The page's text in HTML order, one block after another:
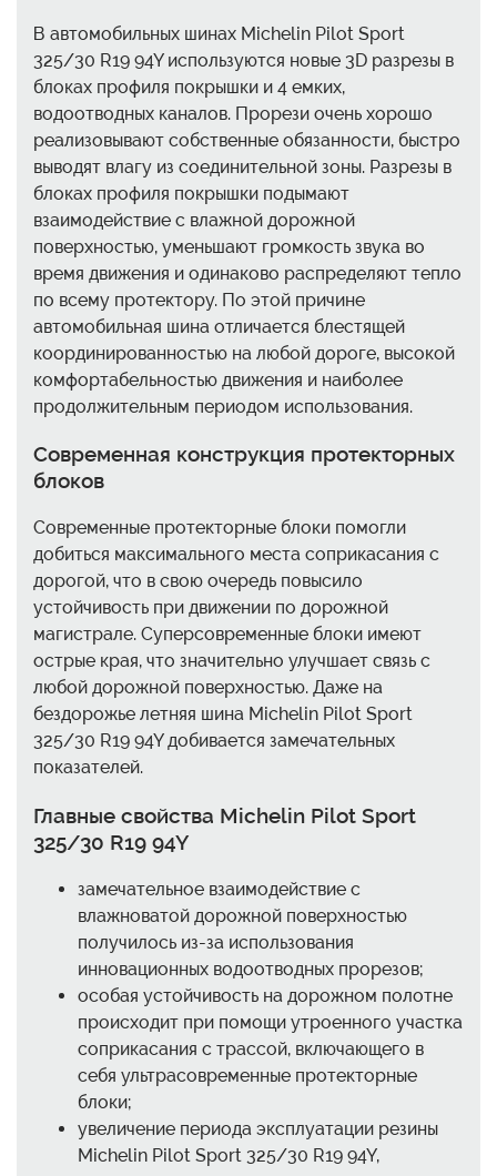
В автомобильных шинах Michelin Pilot Sport
325/30 R19 94Y используются новые 3D разрезы в
блоках профиля покрышки и 4 емких,
водоотводных каналов. Прорези очень хорошо
реализовывают собственные обязанности, быстро
выводят влагу из соединительной зоны. Разрезы в
блоках профиля покрышки подымают
взаимодействие с влажной дорожной
поверхностью, уменьшают громкость звука во
время движения и одинаково распределяют тепло
по всему протектору. По этой причине
автомобильная шина отличается блестящей
координированностью на любой дороге, высокой
комфортабельностью движения и наиболее
продолжительным периодом использования.
Современная конструкция протекторных
блоков
Современные протекторные блоки помогли
добиться максимального места соприкасания с
дорогой, что в свою очередь повысило
устойчивость при движении по дорожной
магистрале. Суперсовременные блоки имеют
острые края, что значительно улучшает связь с
любой дорожной поверхностью. Даже на
бездорожье летняя шина Michelin Pilot Sport
325/30 R19 94Y добивается замечательных
показателей.
Главные свойства Michelin Pilot Sport
325/30 R19 94Y
замечательное взаимодействие с
влажноватой дорожной поверхностью
получилось из-за использования
инновационных водоотводных прорезов;
особая устойчивость на дорожном полотне
происходит при помощи утроенного участка
соприкасания с трассой, включающего в
себя ультрасовременные протекторные
блоки;
увеличение периода эксплуатации резины
Michelin Pilot Sport 325/30 R19 94Y,